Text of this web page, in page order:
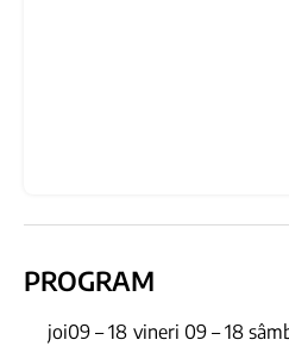
PROGRAM
joi09 – 18 vineri 09 – 18